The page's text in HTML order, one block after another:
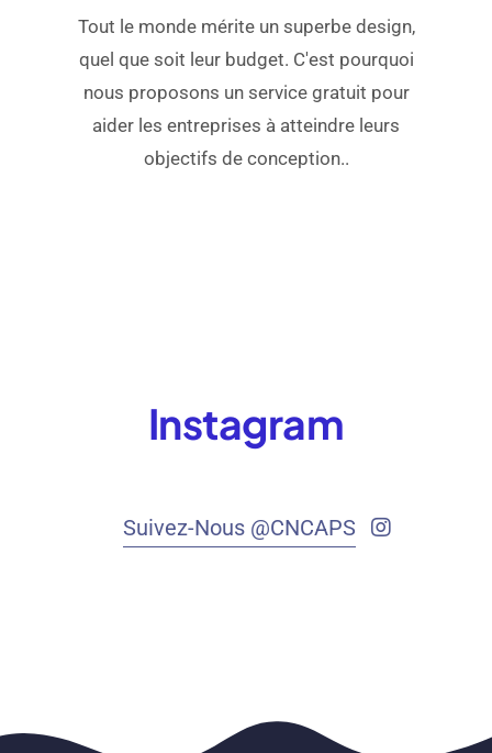
Tout le monde mérite un superbe design,
quel que soit leur budget. C'est pourquoi
nous proposons un service gratuit pour
aider les entreprises à atteindre leurs
objectifs de conception..
Instagram
Suivez-Nous @CNCAPS